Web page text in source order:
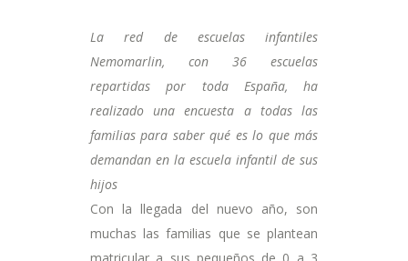
La red de escuelas infantiles
Nemomarlin, con 36 escuelas
repartidas por toda España, ha
realizado una encuesta a todas las
familias para saber qué es lo que más
demandan en la escuela infantil de sus
hijos
Con la llegada del nuevo año, son
muchas las familias que se plantean